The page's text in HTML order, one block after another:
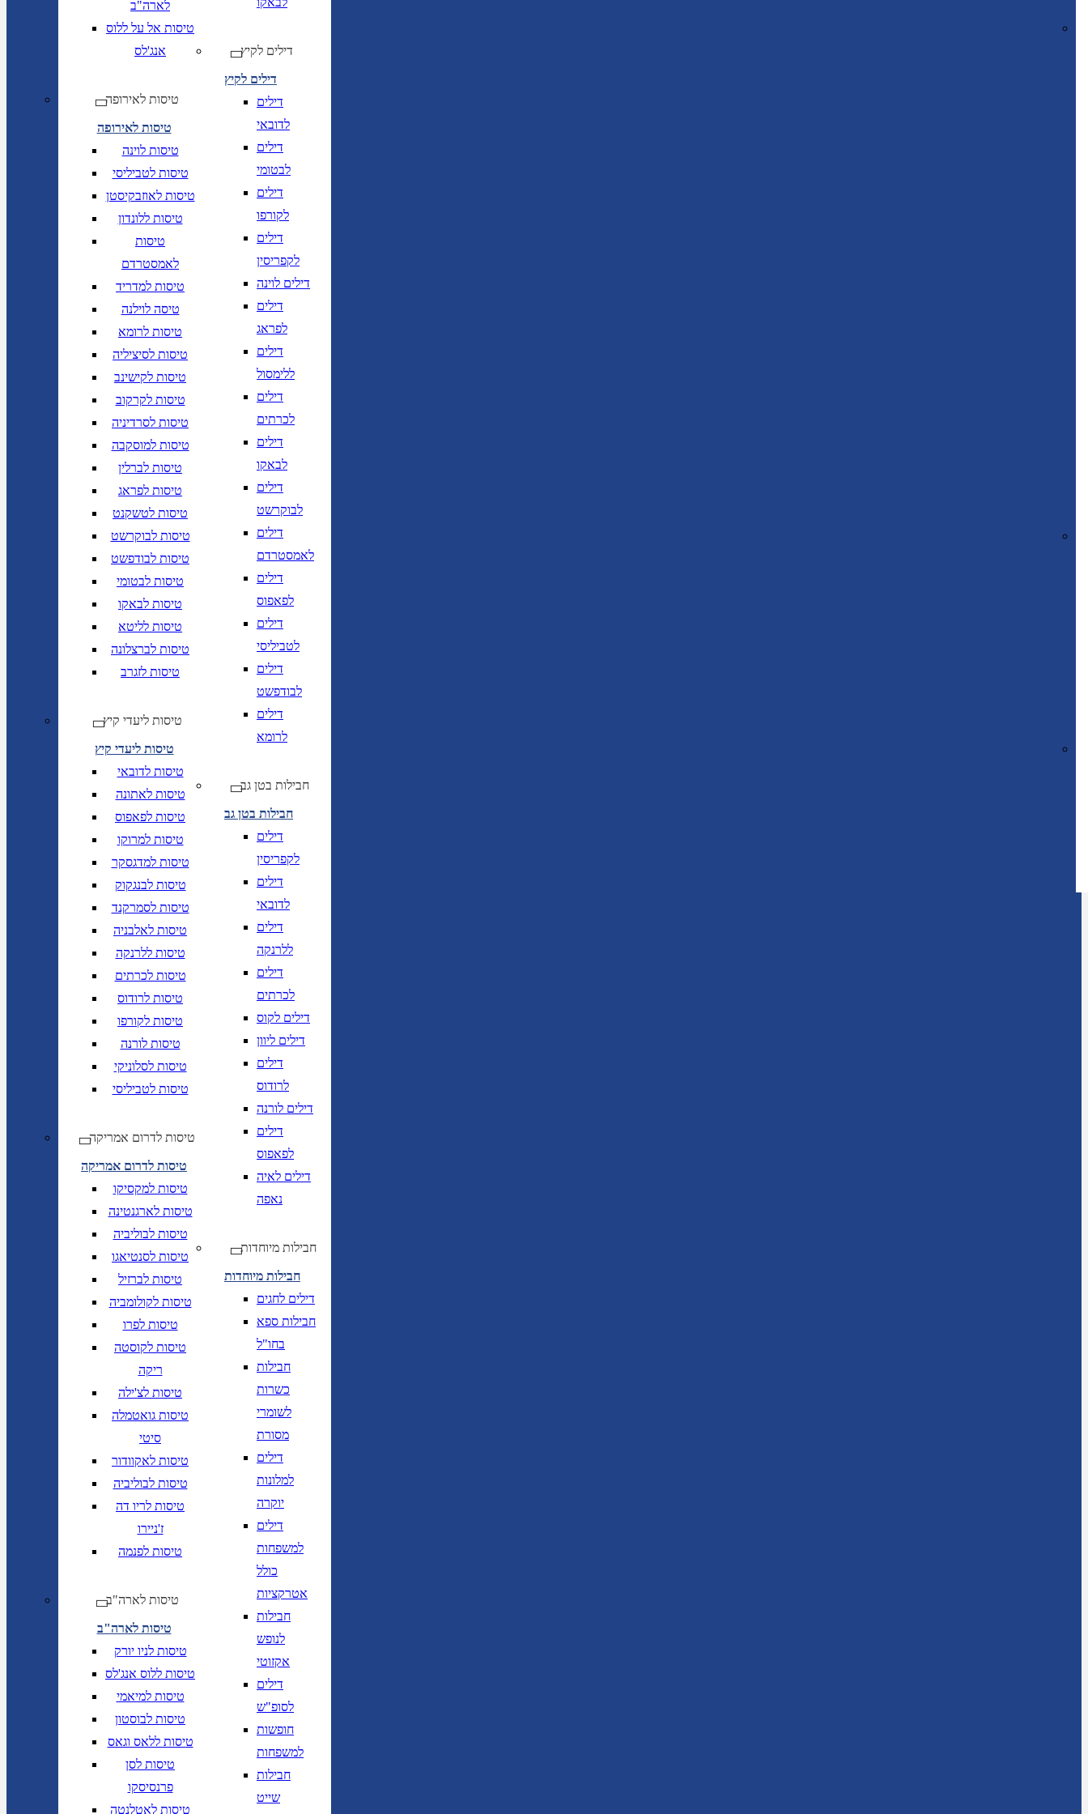
לארה"ב
טיסות אל על ללוס
אנג'לס
טיסות לאירופה
טיסות לאירופה
טיסות לוינה
טיסות לטביליסי
טיסות לאוזבקיסטן
טיסות ללונדון
טיסות
לאמסטרדם
טיסות למדריד
טיסה לוילנה
טיסות לרומא
טיסות לסיציליה
טיסות לקישינב
טיסות לקרקוב
טיסות לסרדיניה
טיסות למוסקבה
טיסות לברלין
טיסות לפראג
טיסות לטשקנט
טיסות לבוקרשט
טיסות לבודפשט
טיסות לבטומי
טיסות לבאקו
טיסות לליטא
טיסות לברצלונה
טיסות לזגרב
טיסות ליעדי קיץ
טיסות ליעדי קיץ
טיסות לדובאי
טיסות לאתונה
טיסות לפאפוס
טיסות למרוקו
טיסות למדגסקר
טיסות לבנגקוק
טיסות לסמרקנד
טיסות לאלבניה
טיסות ללרנקה
טיסות לכרתים
טיסות לרודוס
טיסות לקורפו
טיסות לורנה
טיסות לסלוניקי
טיסות לטביליסי
טיסות לדרום אמריקה
טיסות לדרום אמריקה
טיסות למקסיקו
טיסות לארגנטינה
טיסות לבוליביה
טיסות לסנטיאגו
טיסות לברזיל
טיסות לקולומביה
טיסות לפרו
טיסות לקוסטה
ריקה
טיסות לצ'ילה
טיסות גואטמלה
סיטי
טיסות לאקוודור
טיסות לבוליביה
טיסות לריו דה
ז'ניירו
טיסות לפנמה
טיסות לארה"ב
טיסות לארה"ב
טיסות לניו יורק
טיסות ללוס אנג'לס
טיסות למיאמי
טיסות לבוסטון
טיסות ללאס וגאס
טיסות לסן
פרנסיסקו
טיסות לאטלנטה
דילים לקיץ
דילים לקיץ
דילים
לדובאי
דילים
לבטומי
דילים
לקורפו
דילים
לקפריסין
דילים לוינה
דילים
לפראג
דילים
ללימסול
דילים
לכרתים
דילים
לבאקו
דילים
לבוקרשט
דילים
לאמסטרדם
דילים
לפאפוס
דילים
לטביליסי
דילים
לבודפשט
דילים
לרומא
חבילות בטן גב
חבילות בטן גב
דילים
לקפריסין
דילים
לדובאי
דילים
ללרנקה
דילים
לכרתים
דילים לקוס
דילים ליוון
דילים
לרודוס
דילים לורנה
דילים
לפאפוס
דילים לאיה
נאפה
חבילות מיוחדות
חבילות מיוחדות
דילים לחגים
חבילות ספא
בחו"ל
חבילות
כשרות
לשומרי
מסורת
דילים
למלונות
יוקרה
דילים
למשפחות
כולל
אטרקציות
חבילות
לנופש
אקזוטי
דילים
לסופ"ש
חופשות
למשפחות
חבילות
שייט